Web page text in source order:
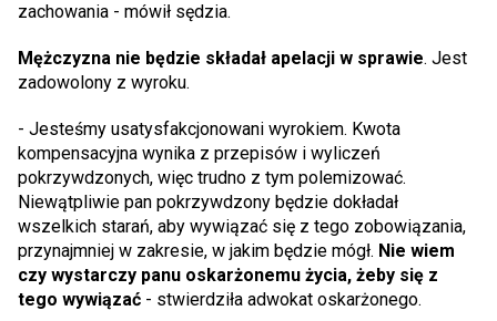
zachowania - mówił sędzia.
Mężczyzna nie będzie składał apelacji w sprawie. Jest
zadowolony z wyroku.
- Jesteśmy usatysfakcjonowani wyrokiem. Kwota
kompensacyjna wynika z przepisów i wyliczeń
pokrzywdzonych, więc trudno z tym polemizować.
Niewątpliwie pan pokrzywdzony będzie dokładał
wszelkich starań, aby wywiązać się z tego zobowiązania,
przynajmniej w zakresie, w jakim będzie mógł. Nie wiem
czy wystarczy panu oskarżonemu życia, żeby się z
tego wywiązać - stwierdziła adwokat oskarżonego.